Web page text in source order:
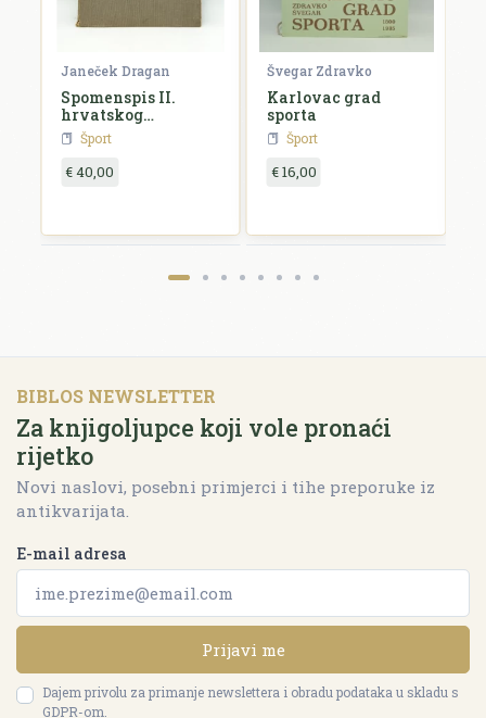
Janeček Dragan
Spomenspis II.
hrvatskog
svesokolskog sleta
12.-16. kolovoza
1911. u Zagrebu
Šport
€ 40,00
Švegar Zdravko
Karlovac grad
sporta
Šport
€ 16,00
BIBLOS NEWSLETTER
Za knjigoljupce koji vole pronaći
rijetko
Novi naslovi, posebni primjerci i tihe preporuke iz
antikvarijata.
E-mail adresa
Prijavi me
Dajem privolu za primanje newslettera i obradu podataka u skladu s
GDPR-om.